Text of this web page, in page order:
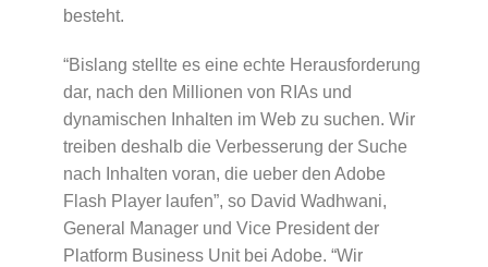
besteht.
“Bislang stellte es eine echte Herausforderung
dar, nach den Millionen von RIAs und
dynamischen Inhalten im Web zu suchen. Wir
treiben deshalb die Verbesserung der Suche
nach Inhalten voran, die ueber den Adobe
Flash Player laufen”, so David Wadhwani,
General Manager und Vice President der
Platform Business Unit bei Adobe. “Wir